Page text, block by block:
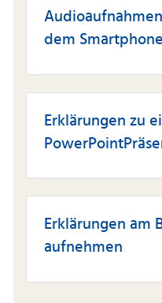
dem
Erklärungen zu
Erklärungen am
aufnehmen